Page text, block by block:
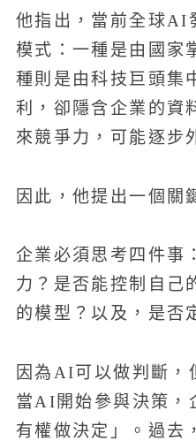
他指出，當前全球AI
模式：一種是由國家
種則是由科技巨頭集
利，卻隱含企業的資
來競爭力，可能逐步
因此，他提出一個關
企業必須思考四件事
力？是否能控制自己
的模型？以及，是否
因為AI可以做判斷，
當AI開始參與決策，
有權做決定」。過去